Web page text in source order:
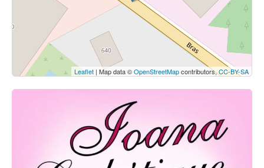
Voir la carte
Leaflet | Map data ©OpenStreetMapcontributors,CC-BY-SA